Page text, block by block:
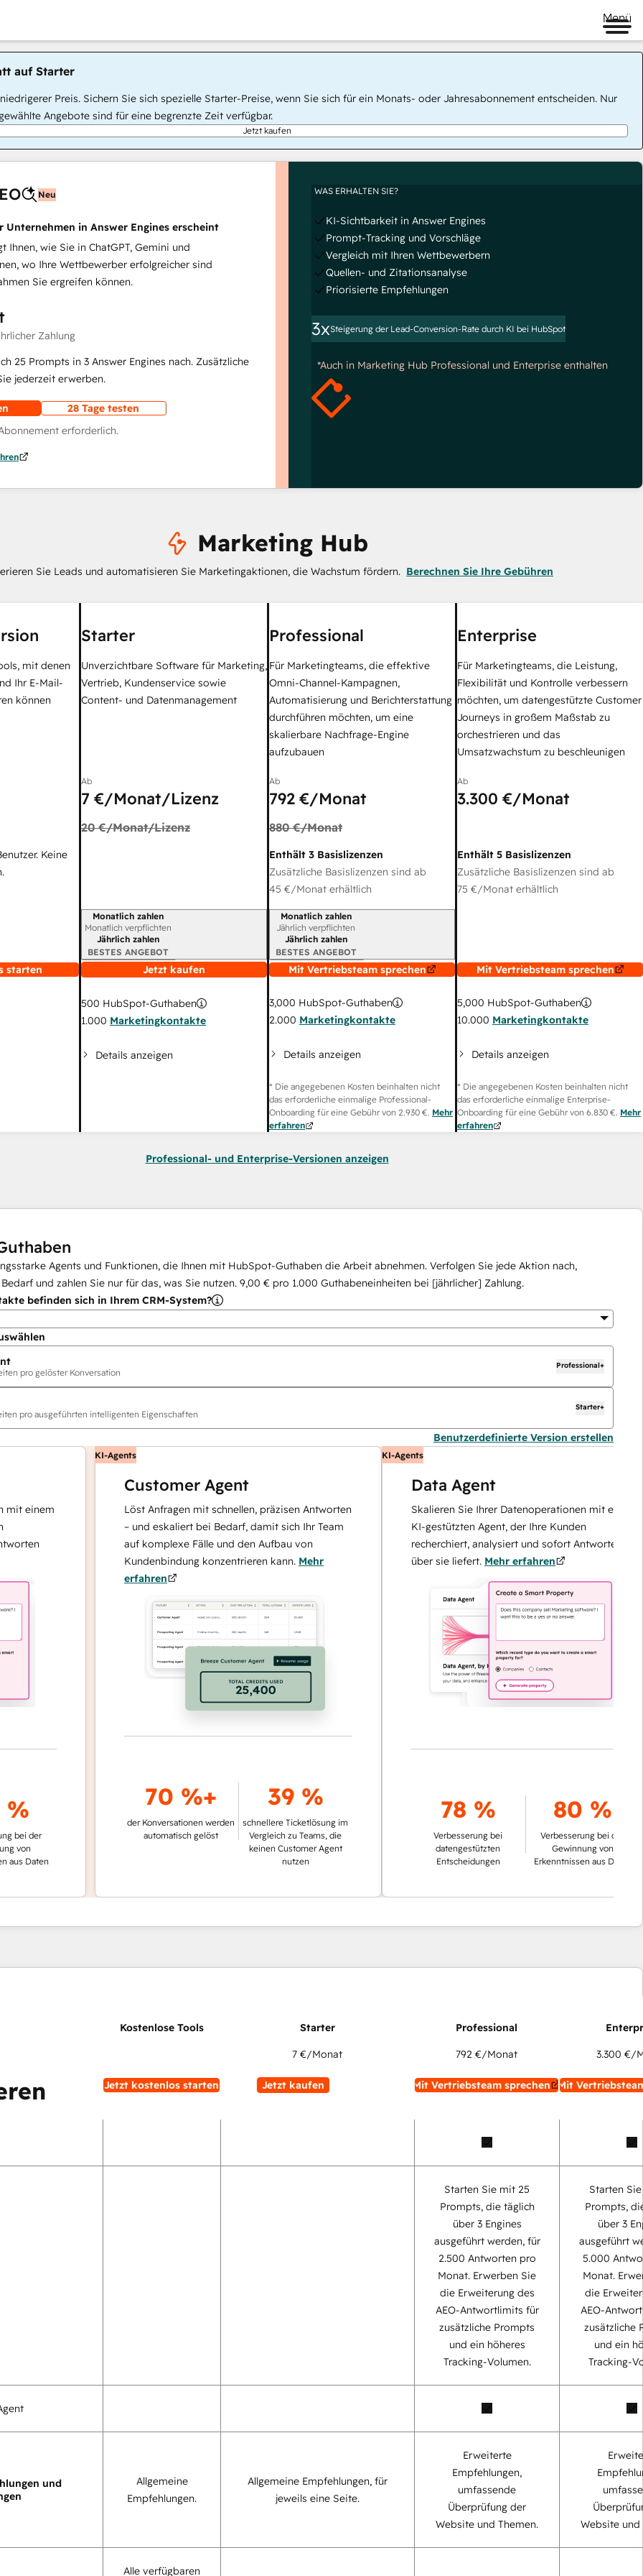
Menü
auf Starter
Preis. Sichern Sie sich spezielle Starter-Preise, wenn Sie sich für ein Monats- oder Jahresabonnement entscheiden. Nur
Angebote sind für eine begrenzte Zeit verfügbar.
Jetzt kaufen
Neu
Unternehmen in Answer Engines erscheint
Ihnen, wie Sie in ChatGPT, Gemini und
wo Ihre Wettbewerber erfolgreicher sind
Sie ergreifen können.
Zahlung
25 Prompts in 3 Answer Engines nach. Zusätzliche
jederzeit erwerben.
28 Tage testen
erforderlich.
WAS ERHALTEN SIE?
KI-Sichtbarkeit in Answer Engines
Prompt-Tracking und Vorschläge
Vergleich mit Ihren Wettbewerbern
Quellen- und Zitationsanalyse
Priorisierte Empfehlungen
3xSteigerung der Lead-Conversion-Rate durch KI bei HubSpot
*Auch in Marketing Hub Professional und Enterprise enthalten
Marketing Hub
Sie Leads und automatisieren Sie Marketingaktionen, die Wachstum fördern. Berechnen Sie Ihre Gebühren
mit denen
Ihr E-Mail-
können
Keine
starten
Starter
Unverzichtbare Software für Marketing,
Vertrieb, Kundenservice sowie
Content- und Datenmanagement
Ab
7 €/Monat/Lizenz
20 €/Monat/Lizenz
Abrechnungszeitraum
Monatlich zahlen
Monatlich verpflichten
Jährlich zahlen
BESTES ANGEBOT
Jetzt kaufen
500 HubSpot-Guthaben
1.000 Marketingkontakte
Details anzeigen
Professional
Für Marketingteams, die effektive
Omni-Channel-Kampagnen,
Automatisierung und Berichterstattung
durchführen möchten, um eine
skalierbare Nachfrage-Engine
aufzubauen
Ab
792 €/Monat
880 €/Monat
Enthält 3 Basislizenzen
Zusätzliche Basislizenzen sind ab
45 €/Monat erhältlich
Abrechnungszeitraum
Monatlich zahlen
Jährlich verpflichten
Jährlich zahlen
BESTES ANGEBOT
Mit Vertriebsteam sprechen
3,000 HubSpot-Guthaben
2.000 Marketingkontakte
Details anzeigen
* Die angegebenen Kosten beinhalten nicht
das erforderliche einmalige Professional-
Onboarding für eine Gebühr von 2.930 €. Mehr
erfahren
Enterprise
Für Marketingteams, die Leistung,
Flexibilität und Kontrolle verbessern
möchten, um datengestützte Customer
Journeys in großem Maßstab zu
orchestrieren und das
Umsatzwachstum zu beschleunigen
Ab
3.300 €/Monat
Enthält 5 Basislizenzen
Zusätzliche Basislizenzen sind ab
75 €/Monat erhältlich
Mit Vertriebsteam sprechen
5,000 HubSpot-Guthaben
10.000 Marketingkontakte
Details anzeigen
* Die angegebenen Kosten beinhalten nicht
das erforderliche einmalige Enterprise-
Onboarding für eine Gebühr von 6.830 €. Mehr
erfahren
Professional- und Enterprise-Versionen anzeigen
Agents und Funktionen, die Ihnen mit HubSpot-Guthaben die Arbeit abnehmen. Verfolgen Sie jede Aktion nach,
und zahlen Sie nur für das, was Sie nutzen. 9,00 € pro 1.000 Guthabeneinheiten bei [jährlicher] Zahlung.
befinden sich in Ihrem CRM-System?
pro gelöster Konversation
Professional+
pro ausgeführten intelligenten Eigenschaften
Starter+
Benutzerdefinierte Version erstellen
der
KI-Agents
Customer Agent
Löst Anfragen mit schnellen, präzisen Antworten
– und eskaliert bei Bedarf, damit sich Ihr Team
auf komplexe Fälle und den Aufbau von
Kundenbindung konzentrieren kann.Mehr
erfahren
70 %+
der Konversationen werden
automatisch gelöst
39 %
schnellere Ticketlösung im
Vergleich zu Teams, die
keinen Customer Agent
nutzen
KI-Agents
Data Agent
Skalieren Sie Ihrer Datenoperationen mit einem
KI-gestützten Agent, der Ihre Kunden
recherchiert, analysiert und sofort Antworten
über sie liefert.Mehr erfahren
78 %
Verbesserung bei
datengestützten
Entscheidungen
80 %
Verbesserung bei der
Gewinnung von
Erkenntnissen aus Daten
Jetzt kostenlos starten
7 €/Monat
Jetzt kaufen
792 €/Monat
Mit Vertriebsteam sprechen
3.300 €/
Mit
Starten Sie mit 25
Prompts, die täglich
über 3 Engines
ausgeführt werden, für
2.500 Antworten pro
Monat. Erwerben Sie
die Erweiterung des
AEO-Antwortlimits für
zusätzliche Prompts
und ein höheres
Tracking-Volumen.
Starten
Prompts,
über 3
ausgeführt
5.000
Monat.
die
AEO-
zusätzliche
und ein
Tracking-
und
Allgemeine
Empfehlungen.
Allgemeine Empfehlungen, für
jeweils eine Seite.
Erweiterte
Empfehlungen,
umfassende
Überprüfung der
Website und Themen.
Website und
Alle verfügbaren